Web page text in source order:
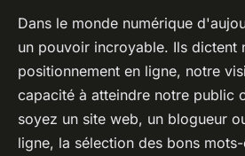
Dans le monde numérique
un pouvoir incroyable. Ils dictent
positionnement en ligne, notre
capacité à atteindre notre public
soyez un site web, un blogueur
ligne, la sélection des bons